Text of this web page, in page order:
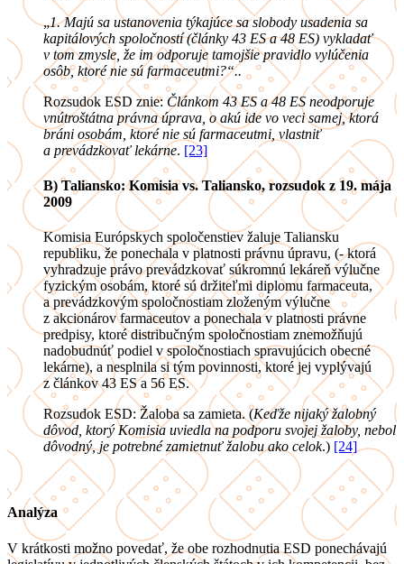
„1. Majú sa ustanovenia týkajúce sa slobody usadenia sa
kapitálových spoločností (články 43 ES a 48 ES) vykladať
v tom zmysle, že im odporuje tamojšie pravidlo vylúčenia
osôb, ktoré nie sú farmaceutmi?“..
Rozsudok ESD znie: Článkom 43 ES a 48 ES neodporuje
vnútroštátna právna úprava, o akú ide vo veci samej, ktorá
bráni osobám, ktoré nie sú farmaceutmi, vlastniť
a prevádzkovať lekárne. [23]
B) Taliansko: Komisia vs. Taliansko, rozsudok z 19. mája
2009
Komisia Európskych spoločenstiev žaluje Taliansku
republiku, že ponechala v platnosti právnu úpravu, (- ktorá
vyhradzuje právo prevádzkovať súkromnú lekáreň výlučne
fyzickým osobám, ktoré sú držiteľmi diplomu farmaceuta,
a prevádzkovým spoločnostiam zloženým výlučne
z akcionárov farmaceutov a ponechala v platnosti právne
predpisy, ktoré distribučným spoločnostiam znemožňujú
nadobudnúť podiel v spoločnostiach spravujúcich obecné
lekárne), a nesplnila si tým povinnosti, ktoré jej vyplývajú
z článkov 43 ES a 56 ES.
Rozsudok ESD: Žaloba sa zamieta. (Keďže nijaký žalobný
dôvod, ktorý Komisia uviedla na podporu svojej žaloby, nebol
dôvodný, je potrebné zamietnuť žalobu ako celok.) [24]
Analýza
V krátkosti možno povedať, že obe rozhodnutia ESD ponechávajú